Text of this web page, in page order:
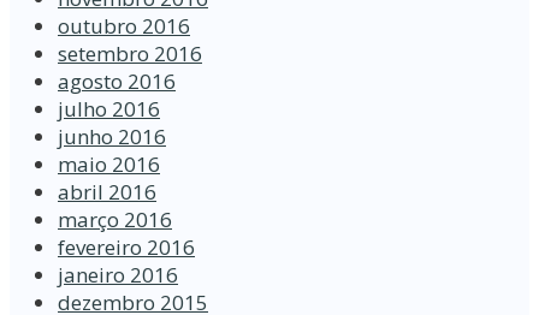
outubro 2016
setembro 2016
agosto 2016
julho 2016
junho 2016
maio 2016
abril 2016
março 2016
fevereiro 2016
janeiro 2016
dezembro 2015